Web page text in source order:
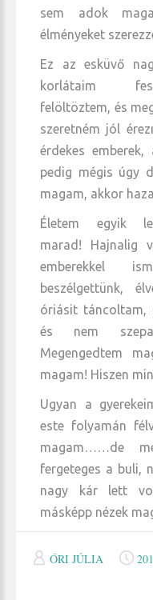
sem adok
élményeket
Ez az esküvő
korlátaim
felöltöztem, és
szeretném jól
érdekes emberek,
pedig mégis úgy
magam, akkor
Életem egyik
marad! Hajnalig
emberekkel
beszélgettünk,
óriásit táncoltam,
és nem
Megengedtem
magam! Hiszen
Ugyan a
este folyamán
magam……de
fergeteges a buli,
nagy kár lett
másképp nézek
ŐRI JÚLIA